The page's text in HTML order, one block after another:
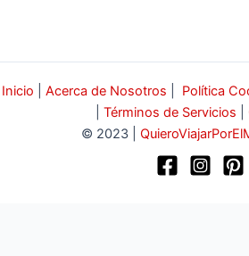
Inicio Acerca de Nosotros Política
Términos de Servicios
© 2023 |